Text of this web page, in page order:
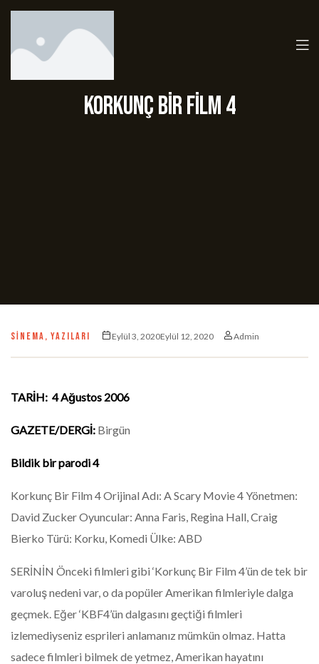
Korkunç Bir Film 4
SINEMA, YAZILARI Eylül 3, 2020Eylül 12, 2020 Admin
TARİH: 4 Ağustos 2006
GAZETE/DERGİ: Birgün
Bildik bir parodi 4
Korkunç Bir Film 4 Orijinal Adı: A Scary Movie 4 Yönetmen:
David Zucker Oyuncular: Anna Faris, Regina Hall, Craig
Bierko Türü: Korku, Komedi Ülke: ABD
SERİNİN Önceki filmleri gibi ‘Korkunç Bir Film 4’ün de tek bir
varoluş nedeni var, o da popüler Amerikan filmleriyle dalga
geçmek. Eğer ‘KBF4’ün dalgasını geçtiği filmleri
izlemediyseniz esprileri anlamanız mümkün olmaz. Hatta
sadece filmleri bilmek de yetmez, Amerikan hayatını